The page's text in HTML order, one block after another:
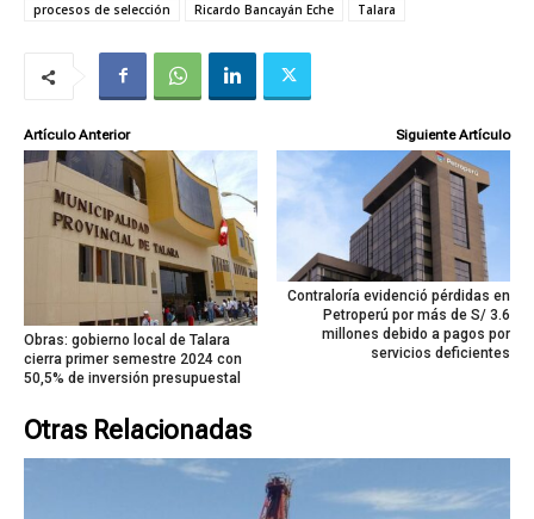
procesos de selección
Ricardo Bancayán Eche Talara
Artículo Anterior
Obras: gobierno local de Talara
cierra primer semestre 2024 con
50,5% de inversión presupuestal
Siguiente Artículo
Contraloría evidenció pérdidas en
Petroperú por más de S/ 3.6
millones debido a pagos por
servicios deficientes
Otras Relacionadas